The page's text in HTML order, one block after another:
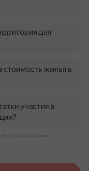
для
стоимость жилья в
участия в
Связаться с нами